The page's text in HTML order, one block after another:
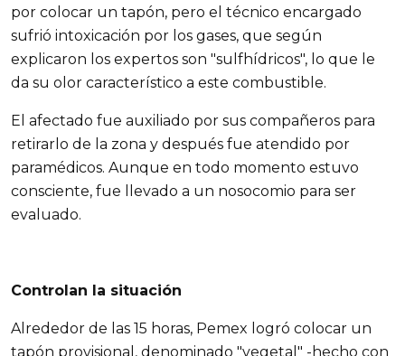
por colocar un tapón, pero el técnico encargado
sufrió intoxicación por los gases, que según
explicaron los expertos son "sulfhídricos", lo que le
da su olor característico a este combustible.
El afectado fue auxiliado por sus compañeros para
retirarlo de la zona y después fue atendido por
paramédicos. Aunque en todo momento estuvo
consciente, fue llevado a un nosocomio para ser
evaluado.
Controlan la situación
Alrededor de las 15 horas, Pemex logró colocar un
tapón provisional, denominado "vegetal" -hecho con